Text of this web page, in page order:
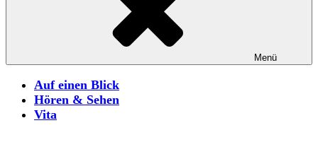
Menü
Auf einen Blick
Hören & Sehen
Vita